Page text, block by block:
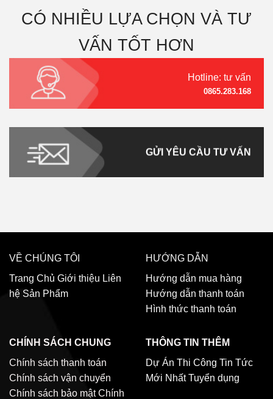
CÓ NHIỀU LỰA CHỌN VÀ TƯ
VẤN TỐT HƠN
Hotline: tư vấn
0865.283.168
GỬI YÊU CẦU TƯ VẤN
VỀ CHÚNG TÔI
Trang Chủ Giới thiệu Liên
hệ Sản Phẩm
HƯỚNG DẪN
Hướng dẫn mua hàng
Hướng dẫn thanh toán
Hình thức thanh toán
CHÍNH SÁCH CHUNG
Chính sách thanh toán
Chính sách vận chuyển
Chính sách bảo mật Chính
THÔNG TIN THÊM
Dự Án Thi Công Tin Tức
Mới Nhất Tuyển dụng